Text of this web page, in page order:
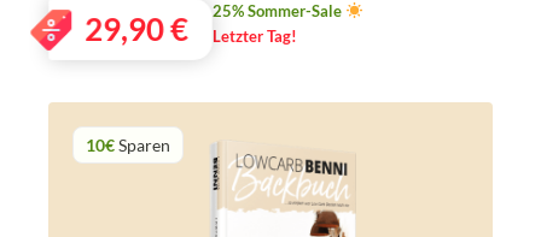
29,90€
25% Sommer-Sale
Letzter Tag!
10€Sparen